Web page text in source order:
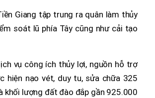
Giang tập trung ra quân làm thủy
soát lũ phía Tây cũng như cải tạo
vụ công ích thủy lợi, nguồn hỗ trợ
hiện nạo vét, duy tu, sửa chữa 325
khối lượng đất đào đắp gần 925.000